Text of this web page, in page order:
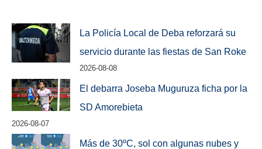
La Policía Local de Deba reforzará su
servicio durante las fiestas de San Roke
2026-08-08
El debarra Joseba Muguruza ficha por la
SD Amorebieta
2026-08-07
Más de 30ºC, sol con algunas nubes y